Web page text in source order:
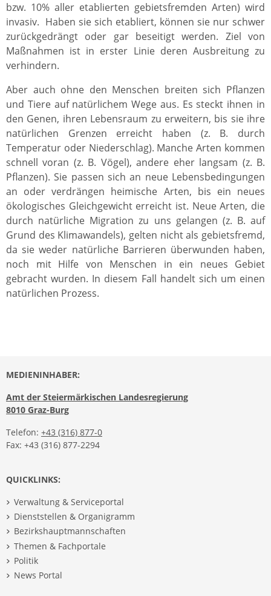
bzw. 10% aller etablierten gebietsfremden Arten) wird
invasiv. Haben sie sich etabliert, können sie nur schwer
zurückgedrängt oder gar beseitigt werden. Ziel von
Maßnahmen ist in erster Linie deren Ausbreitung zu
verhindern.
Aber auch ohne den Menschen breiten sich Pflanzen
und Tiere auf natürlichem Wege aus. Es steckt ihnen in
den Genen, ihren Lebensraum zu erweitern, bis sie ihre
natürlichen Grenzen erreicht haben (z. B. durch
Temperatur oder Niederschlag). Manche Arten kommen
schnell voran (z. B. Vögel), andere eher langsam (z. B.
Pflanzen). Sie passen sich an neue Lebensbedingungen
an oder verdrängen heimische Arten, bis ein neues
ökologisches Gleichgewicht erreicht ist. Neue Arten, die
durch natürliche Migration zu uns gelangen (z. B. auf
Grund des Klimawandels), gelten nicht als gebietsfremd,
da sie weder natürliche Barrieren überwunden haben,
noch mit Hilfe von Menschen in ein neues Gebiet
gebracht wurden. In diesem Fall handelt sich um einen
natürlichen Prozess.
MEDIENINHABER:
Amt der Steiermärkischen Landesregierung
8010 Graz-Burg
Telefon: +43 (316) 877-0
Fax: +43 (316) 877-2294
QUICKLINKS:
Verwaltung & Serviceportal
Dienststellen & Organigramm
Bezirkshauptmannschaften
Themen & Fachportale
Politik
News Portal